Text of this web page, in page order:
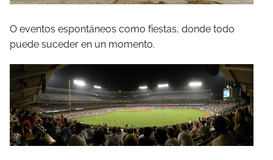
O eventos espontáneos como fiestas, donde todo
puede suceder en un momento.